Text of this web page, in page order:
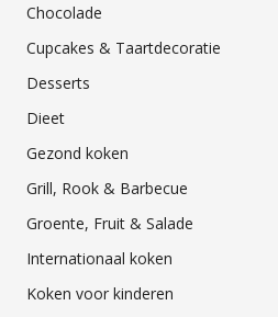
Chocolade
Cupcakes & Taartdecoratie
Desserts
Dieet
Gezond koken
Grill, Rook & Barbecue
Groente, Fruit & Salade
Internationaal koken
Koken voor kinderen